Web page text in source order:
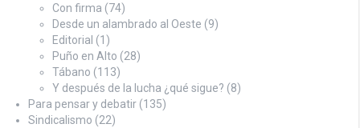
Con firma (74)
Desde un alambrado al Oeste (9)
Editorial (1)
Puño en Alto (28)
Tábano (113)
Y después de la lucha ¿qué sigue? (8)
Para pensar y debatir (135)
Sindicalismo (22)